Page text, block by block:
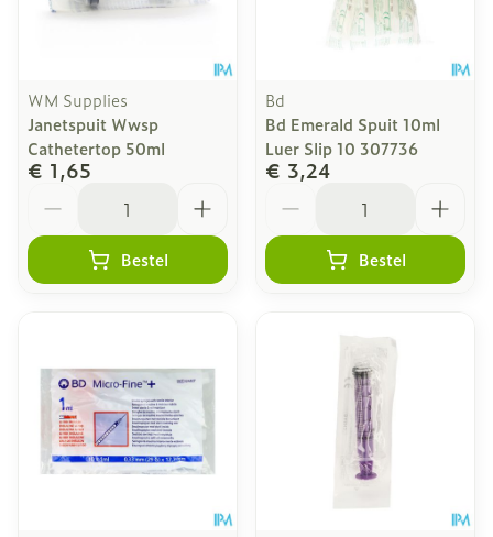
WM Supplies
Janetspuit Wwsp
Cathetertop 50ml
€ 1,65
Bestel
Bd
Bd Emerald Spuit 10ml
Luer Slip 10 307736
€ 3,24
Bestel